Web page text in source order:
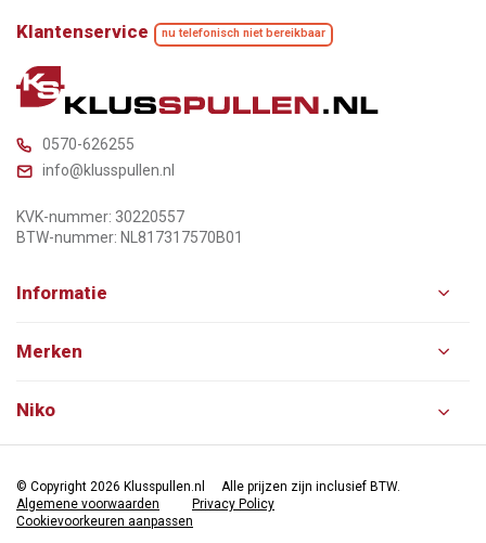
Klantenservice nu telefonisch niet bereikbaar
0570-626255
info@klusspullen.nl
KVK-nummer: 30220557
BTW-nummer: NL817317570B01
Informatie
Merken
Niko
© Copyright 2026 Klusspullen.nl
Alle prijzen zijn inclusief BTW.
Algemene voorwaarden
Privacy Policy
Cookievoorkeuren aanpassen